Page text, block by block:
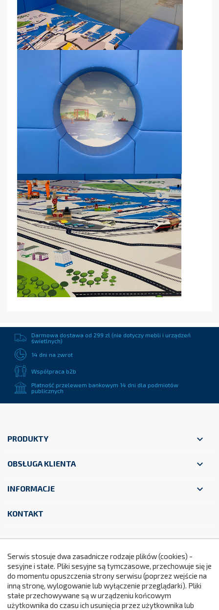
Darmowa dostawa od 299 zł (nie dotyczy mebli i urządzeń
świetlnych)
14 dni na zwrot
Współpraca b2b
Płatność przelewem bankowym 14 dni dla podmiotów
publicznych
PRODUKTY 
OBSŁUGA KLIENTA 
INFORMACJE 
KONTAKT
Serwis stosuje dwa zasadnicze rodzaje plików (cookies) -
sesyjne i stałe. Pliki sesyjne są tymczasowe, przechowuje się je
do momentu opuszczenia strony serwisu (poprzez wejście na
inną stronę, wylogowanie lub wyłączenie przeglądarki). Pliki
stałe przechowywane są w urządzeniu końcowym
użytkownika do czasu ich usunięcia przez użytkownika lub